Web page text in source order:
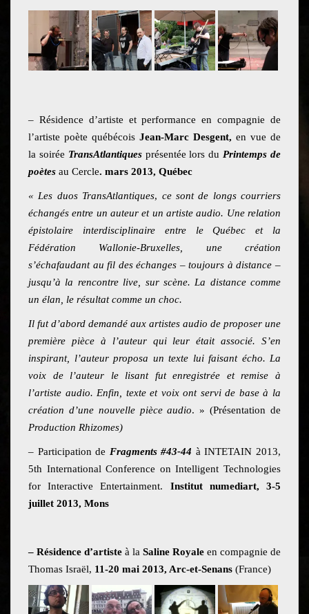
– Résidence d’artiste et performance en compagnie de
l’artiste poète québécois Jean-Marc Desgent, en vue de
la soirée TransAtlantiquesprésentée lors duPrintemps de
poètes au Cercle. mars 2013, Québec
« Les duos TransAtlantiques, ce sont de longs courriers
échangés entre un auteur et un artiste audio. Une relation
épistolaire interdisciplinaire entre le Québec et la
Fédération Wallonie-Bruxelles, une création
s’échafaudant au fil des échanges – toujours à distance –
jusqu’à la rencontre live, sur scène. La distance comme
un élan, le résultat comme un choc.
Il fut d’abord demandé aux artistes audio de proposer une
première pièce à l’auteur qui leur était associé. S’en
inspirant, l’auteur proposa un texte lui faisant écho. La
voix de l’auteur le lisant fut enregistrée et remise à
l’artiste audio. Enfin, texte et voix ont servi de base à la
création d’une nouvelle pièce audio. » (Présentation de
Production Rhizomes)
– Participation de Fragments #43-44 à INTETAIN 2013,
5th International Conference on Intelligent Technologies
for Interactive Entertainment. Institut numediart, 3-5
juillet 2013, Mons
– Résidence d’artiste à la Saline Royale en compagnie de
Thomas Israël, 11-20 mai 2013, Arc-et-Senans (France)